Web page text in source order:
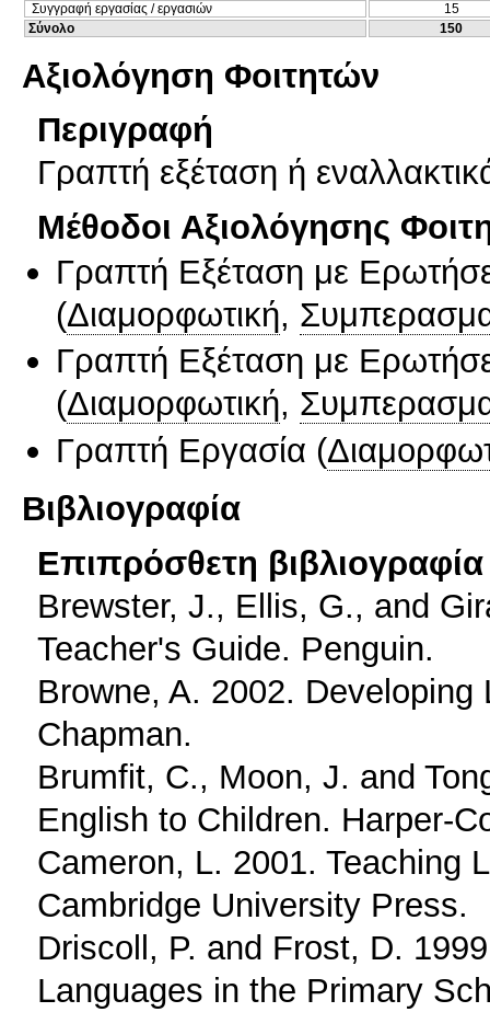
Συγγραφή εργασίας / εργασιών
15
Σύνολο
150
Αξιολόγηση Φοιτητών
Περιγραφή
Γραπτή εξέταση ή
Μέθοδοι Αξιολόγησης
Γραπτή Εξέταση με
(Διαμορφωτική,
Γραπτή Εξέταση με
(Διαμορφωτική,
Γραπτή Εργασία (
Βιβλιογραφία
Επιπρόσθετη βιβλιογραφία
Brewster, J., Ellis, G., and
Teacher's Guide. Penguin.
Browne, A. 2002.
Chapman.
Brumfit, C., Moon, J. and
English to Children. Harper-
Cameron, L. 2001. Teaching
Cambridge University Press.
Driscoll, P. and Frost, D.
Languages in the Primary